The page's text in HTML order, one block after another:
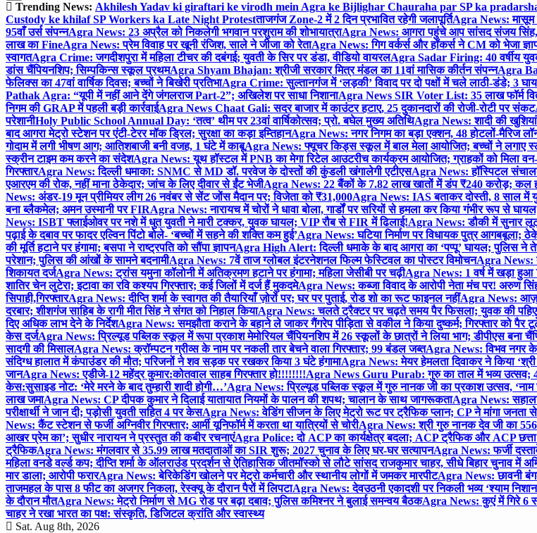
Trending News: Akhilesh Yadav ki giraftari ke virodh mein Agra ke Bijlighar Chauraha par SP ka
Custody ke khilaf SP Workers ka Late Night Protestताजगंज Zone-2 में 2 दिन प्रभावित रहेगी जलापूर्तिAgra News: मासूम
95वाँ उर्स संपन्नAgra News: 23 अप्रैल को निकलेगी भगवान परशुराम की शोभायात्राAgra News: आगरा पहुंचे आप सांसद संजय सिंह,
लाख का FineAgra News: प्रेम विवाह पर खूनी रंजिश, साले ने जीजा को रेताAgra News: गिग वर्कर्स और हॉकर्स ने CM को भेजा
स्वागतAgra Crime: जगदीशपुरा में महिला टीचर की दबंगई; युवती के सिर पर डंडा, वीडियो वायरलAgra Sadar Firing: 40 वर्षीय
डांस चैंपियनशिप; सिम्पकिन्स स्कूल प्रथमAgra Shyam Bhajan: श्रीजी सरकार मित्र मंडल का 11वां मासिक कीर्तन संपन्नAgra
फेलिक्स का 47वां वार्षिक दिवस; बच्चों ने बिखेरी प्रतिभाAgra Crime: सुल्तानगंज में ‘लड़की’ विवाद पर दो पक्षों में चले लाठी-डंडे; 3
Pathak Agra: “यूपी में नहीं आने देंगे जंगलराज Part-2”; अखिलेश पर साधा निशानाAgra News SIR Voter List: 35 लाख फॉर्म
निगम की GRAP में पहली बड़ी कार्रवाईAgra News Chaat Gali: सदर बाजार में काउंटर हटाए, 25 दुकानदारों की रोजी-रोटी पर संकट
परेशानीHoly Public School Annual Day: ‘तत्व’ थीम पर 23वां वार्षिकोत्सव; प्रो. बघेल मुख्य अतिथिAgra News: शादी की खुशियां
बाद आगरा मेट्रो स्टेशन पर एंटी-टेरर मॉक ड्रिल; सुरक्षा का कड़ा इम्तिहानAgra News: नगर निगम का बड़ा एक्शन, 48 होटलों-मैरिज
गोदाम में लगी भीषण आग; आतिशबाजी बनी वजह, 1 घंटे में काबूAgra News: फ्यूचर किड्स स्कूल में बाल मेला आयोजित; बच्चों ने लगाए
स्क्रीन टाइम कम करने का संदेशAgra News: यूथ हॉस्टल में PNB का मेगा रिटेल आउटरीच कार्यक्रम आयोजित; ग्राहकों को मिला
गिरफ्तारAgra News: दिल्ली धमाका: SNMC से MD डॉ. परवेज के दोस्तों की कुंडली खंगालेगी एटीएसAgra News: हॉस्पिटल
एआरएम की रोक, नहीं माना ठेकेदार; जांच के लिए दीवार से ईंट भेजीAgra News: 22 बैंकों के 7.82 लाख खातों में डंप ₹240 करोड़; कल
News: अंडर-19 मून प्रीमियर लीग 26 नवंबर से सेंट जोंस मैदान पर; विजेता को ₹31,000Agra News: IAS बताकर दोस्ती, 8 साल में
बना ब्लैकमेल; अमन उस्मानी पर FIRAgra News: नारायच में चोरों ने धावा बोला, गार्डों पर सरियों से हमला कर किया गंभीर रूप से
News: ISBT फ्लाईओवर पर नशे में धुत युवती ने मारी टक्कर, युवक घायल; VIP रौब से FIR में ढिलाई!Agra News: डौकी में सुनार लूट
पढ़ाई के दबाव पर फादर एल्विन पिंटो बोले- ‘बच्चों में सहने की शक्ति कम हुई’Agra News: घटिया निर्माण पर विधायक पुत्र आगबबूला;
की मूर्ति हटाने पर हंगामा; बसपा ने राष्ट्रपति को सौंपा ज्ञापनAgra High Alert: दिल्ली धमाके के बाद आगरा का ‘पप्पू’ घायल; पुलिस ने
परेशान; पुलिस की आंखों के सामने बदनामीAgra News: 7वें ताज ग्लोबल इंटरनेशनल फिल्म फेस्टिवल का पोस्टर विमोचनAgra News:
शिकायत दर्जAgra News: ट्रांस यमुना कॉलोनी में अतिक्रमण हटाने पर हंगामा; महिला जेसीबी पर चढ़ीAgra News: 1 वर्ष में खड़ा हुआ
शातिर चेन लुटेरा; इटावा का रवि कश्यप गिरफ्तार; कई जिलों में दर्ज हैं मुकदमेAgra News: कब्जा विवाद के आरोपी नेता मंच पर! अरुण
सिपाही,गिरफ्तारAgra News: दीप्ति शर्मा के स्वागत की तैयारियाँ ज़ोरों पर; घर पर पुताई, रोड शो का रूट फाइनल नहींAgra News:
दरबार; शीशगंज साहिब के रागी मीत सिंह ने संगत को निहाल कियाAgra News: चलते ट्रैक्टर पर चढ़ते समय पैर फिसला; युवक की
दिए अधिक लाभ देने के निर्देशAgra News: समझौता कराने के बहाने ले जाकर गैंगरेप पीड़िता से वकील ने किया दुष्कर्म; गिरफ्तार को पैर
केस दर्जAgra News: प्रिल्यूड पब्लिक स्कूल में रूपा प्रकाश मेमोरियल चैंपियनशिप में 26 स्कूलों के छात्रों ने लिया भाग; डीपीएस बना
सादगी की मिसालAgra News: क्रॉम्पटन ग्रीव्स के नाम पर नकली तार बेचने वाला गिरफ्तार; 99 बंडल जब्तAgra News: विभव नगर के
संदिग्ध हालात में कंपाउंडर की मौत; परिजनों ने शव सड़क पर रखकर किया 3 घंटे हंगामाAgra News: मेयर हेमलता दिवाकर ने किया ‘श्री
जानAgra News: एडीजे-12 महेंद्र कुमार:कोतवाल साहब गिरफ्तार हो!!!!!!!!Agra News Guru Purab: गुरु का ताल में भव्य उत्सव;
केस:सुसाइड नोट: ‘मेरे मरने के बाद तुम्हारी शादी होगी…’Agra News: प्रिल्यूड पब्लिक स्कूल में गुरु नानक जी का प्रकाश उत्सव, ‘नाम
लाख जमाAgra News: CP दीपक कुमार ने दिलाई यातायात नियमों के पालन की शपथ; चालान के साथ जागरूकताAgra News:
परीक्षार्थी ने जान दी; पड़ोसी युवती सहित 4 पर केसAgra News: वेडिंग सीजन के लिए मेट्रो रूट पर ट्रैफिक प्लान; CP ने मांगा जनता
News: कैंट स्टेशन से फर्जी अग्निवीर गिरफ्तार; आर्मी यूनिफॉर्म में करता था यात्रियों से चोरीAgra News: श्री गुरु नानक देव जी का
आखर प्रेम का’; सुधीर नारायन ने प्रस्तुत की कबीर रचनाएंAgra Police: दो ACP का कार्यक्षेत्र बदला; ACP ट्रैफिक और ACP
ट्रैफिकAgra News: मंगलवार से 35.99 लाख मतदाताओं का SIR शुरू; 2027 चुनाव के लिए घर-घर सत्यापनAgra News: फर्जी
महिला वनडे वर्ल्ड कप; दीप्ति शर्मा के ऑलराउंड प्रदर्शन से ऐतिहासिक जीतमॉस्को से लौटे सांसद राजकुमार चाहर, सीधे बिहार चुनाव में
मार डाला; आरोपी फरारAgra News: बेरिकेडिंग खोलने पर मेट्रो कर्मचारी और स्थानीय लोगों में जमकर मारपीटAgra News: छावनी
ताजमहल के पास 8 फीट का अजगर निकला, रेस्क्यू के दौरान पैरों में लिपटाAgra News: देवउठनी एकादशी पर निकली भव्य ‘श्याम निशान
के दौरान मौतAgra News: मेट्रो निर्माण से MG रोड पर बढ़ा दबाव; पुलिस कमिश्नर ने बुलाई समन्वय बैठकAgra News: कुएं में गिरे 6
चाहर ने रखा भारत का पक्ष: संस्कृति, डिजिटल क्रांति और स्वास्थ्य
Sat. Aug 8th, 2026